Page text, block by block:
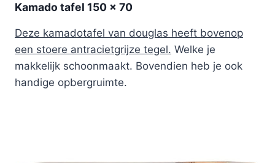
Kamado tafel 150 x 70
Deze kamadotafel van douglas heeft bovenop
een stoere antracietgrijze tegel. Welke je
makkelijk schoonmaakt. Bovendien heb je ook
handige opbergruimte.